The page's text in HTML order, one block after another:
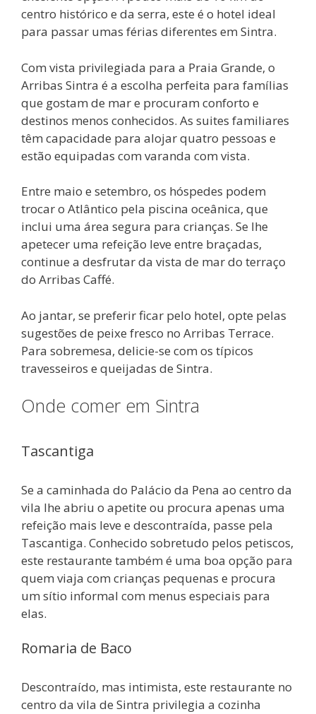
centro histórico e da serra, este é o hotel ideal
para passar umas férias diferentes em Sintra.
Com vista privilegiada para a Praia Grande, o
Arribas Sintra é a escolha perfeita para famílias
que gostam de mar e procuram conforto e
destinos menos conhecidos. As suites familiares
têm capacidade para alojar quatro pessoas e
estão equipadas com varanda com vista.
Entre maio e setembro, os hóspedes podem
trocar o Atlântico pela piscina oceânica, que
inclui uma área segura para crianças. Se lhe
apetecer uma refeição leve entre braçadas,
continue a desfrutar da vista de mar do terraço
do Arribas Caffé.
Ao jantar, se preferir ficar pelo hotel, opte pelas
sugestões de peixe fresco no Arribas Terrace.
Para sobremesa, delicie-se com os típicos
travesseiros e queijadas de Sintra.
Onde comer em Sintra
Tascantiga
Se a caminhada do Palácio da Pena ao centro da
vila lhe abriu o apetite ou procura apenas uma
refeição mais leve e descontraída, passe pela
Tascantiga. Conhecido sobretudo pelos petiscos,
este restaurante também é uma boa opção para
quem viaja com crianças pequenas e procura
um sítio informal com menus especiais para
elas.
Romaria de Baco
Descontraído, mas intimista, este restaurante no
centro da vila de Sintra privilegia a cozinha